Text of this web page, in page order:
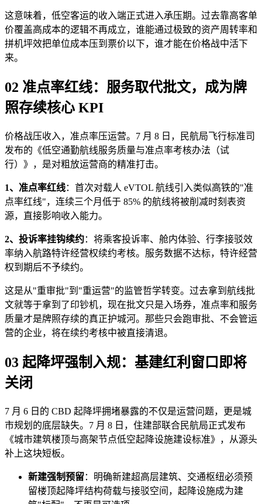
这意味着，低空客运的收入端正式进入承压期。过去靠高客单
价覆盖高成本的逻辑不再成立，谁能通过极致的资产周转率和
拼机坪效把单位成本压到票价以下，谁才能在价格战中活下
来。
02 准点率红线：服务取代批文，成为牌
照存续核心 KPI
价格战压收入，准点率压运营。7 月 8 日，民航局飞行标准司
发布的《低空通勤航线服务质量与准点率考核办法（试
行）》，是对粗放运营商的精准打击。
1、准点率红线：首次对载人 eVTOL 航线引入类似高铁的"准
点率红线"，连续三个月低于 85% 的航线将被削减时刻表资
源，直接影响收入能力。
2、投诉率挂钩续约：将乘客投诉率、舱内体验、行李接驳效
率纳入航路特许经营权续约考核。服务数据不达标，特许经营
权到期后不予续约。
这是从"重审批"到"重运营"的监管哲学转变。过去拿到航线批
文就等于拿到了印钞机，现在批文只是入场券，准点率和服务
质量才是牌照存续的真正护城河。那些只会跑审批、不会管运
营的企业，将在续约考核中被直接清退。
03 起降坪强制入规：基建红利窗口即将
关闭
7 月 6 日的 CBD 起降坪拥堵暴露的不仅是运营问题，更是城
市规划的底层缺失。7 月 8 日，住建部联合民航局正式发布
《城市建筑楼顶与高架节点低空起降设施建设标准》，从源头
补上这块短板。
新建强制预留：明确新建超高层建筑、交通枢纽必须预
留楼顶起降坪结构荷载与接驳空间，起降设施成为建